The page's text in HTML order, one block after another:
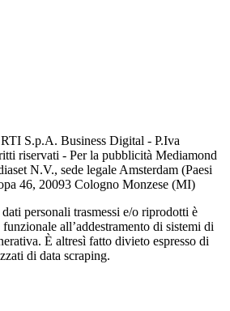
RTI S.p.A. Business Digital - P.Iva
riservati - Per la pubblicità Mediamond
N.V., sede legale Amsterdam (Paesi
46, 20093 Cologno Monzese (MI)
personali trasmessi e/o riprodotti è
all’addestramento di sistemi di
È altresì fatto divieto espresso di
di data scraping.